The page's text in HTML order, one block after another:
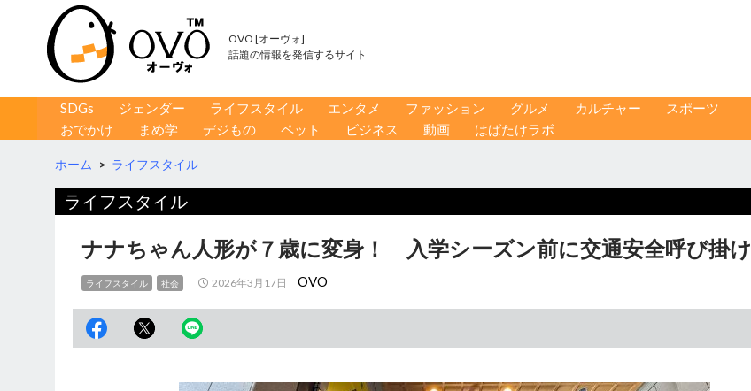
OVO [オーヴォ]
話題の情報を発信するサイト
コンテンツへ移動
SDGs ジェンダー ライフスタイル エンタメ ファッション グルメ カルチャー
スポーツ
おでかけ
まめ学 デジもの ペット ビジネス 動画 はばたけラボ
ホーム > ライフスタイル
ライフスタイル
ナナちゃん人形が７歳に変身！ 入学シーズン前に交通安全呼び掛け
ライフスタイル 社会 2026年3月17日 OVO